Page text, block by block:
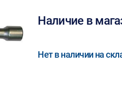
Наличие в
Нет в наличии на